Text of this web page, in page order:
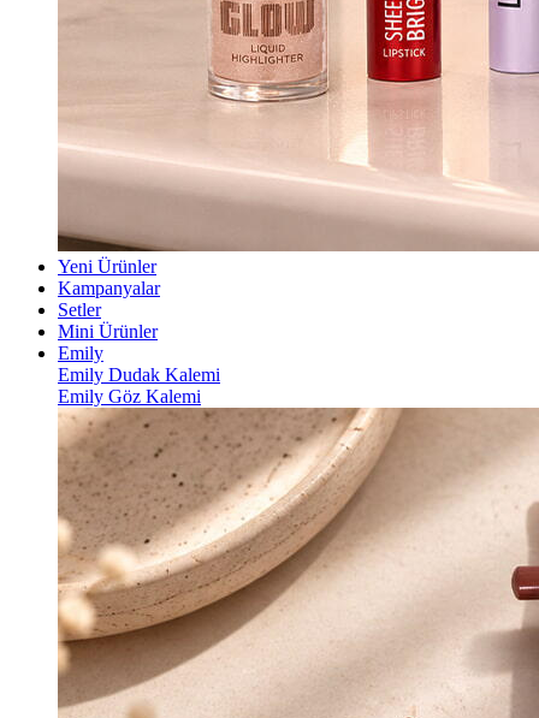
Yeni Ürünler
Kampanyalar
Setler
Mini Ürünler
Emily
Emily Dudak Kalemi
Emily Göz Kalemi